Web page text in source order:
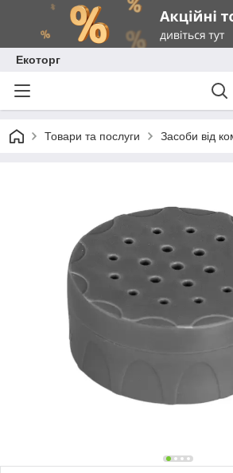
Екоторг
Товари та послуги Засоби від